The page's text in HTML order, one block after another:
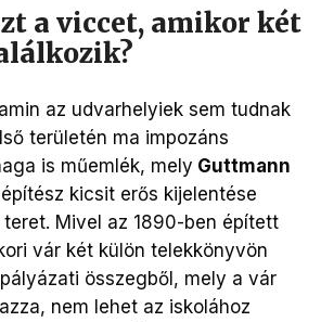
a viccet, amikor két
az udvarhelyiek sem tudnak
területén ma impozáns
is műemlék, mely Guttmann
kicsit erős kijelentése
teret. Mivel az 1890-ben épített
vár két külön telekkönyvön
összegből, mely a vár
nem lehet az iskolához